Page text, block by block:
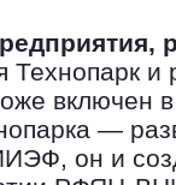
Технопарк и
включен
—
он и